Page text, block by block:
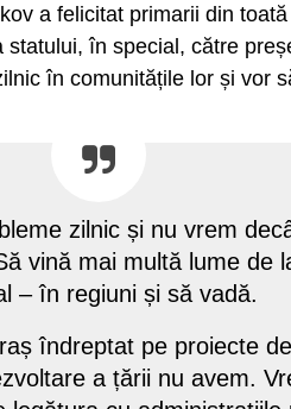
a felicitat primarii din
în special, către
în comunitățile lor și vor
zilnic și nu vrem
vină mai multă lume de
– în regiuni și să vadă.
îndreptat pe proiecte
a țării nu avem.